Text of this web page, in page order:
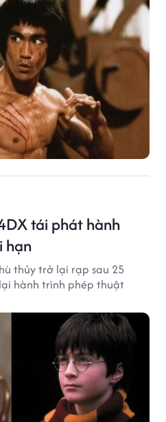
tái phát hành
hạn
thủy trở lại rạp sau 25
hành trình phép thuật